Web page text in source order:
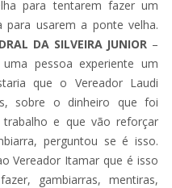
para tentarem fazer um
usarem a ponte velha.
DA SILVEIRA JUNIOR –
pessoa experiente um
que o Vereador Laudi
sobre o dinheiro que foi
e que vão reforçar
perguntou se é isso.
Vereador Itamar que é isso
gambiarras, mentiras,